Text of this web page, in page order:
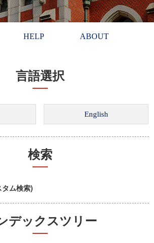
HELP ABOUT
言語選択
検索
ム検索)
デックスツリー